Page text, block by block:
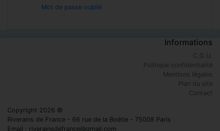
Mot de passe oublié
Informations
C.G.U.
Politique confidentialité
Mentions légales
Plan du site
Contact
Copyright 2026 ©
Riverains de France - 66 rue de la Boétie - 75008 Paris
Email : riverainsdefrance@gmail.com